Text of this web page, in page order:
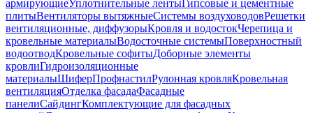
армирующиеУплотнительные лентыГипсовые и цементные
плитыВентиляторы вытяжныеСистемы воздуховодовРешетки
вентиляционные, диффузорыКровля и водостокЧерепица и
кровельные материалыВодосточные системыПоверхностный
водоотводКровельные софитыДоборные элементы
кровлиГидроизоляционные
материалыШиферПрофнастилРулонная кровляКровельная
вентиляцияОтделка фасадаФасадные
панелиСайдингКомплектующие для фасадных